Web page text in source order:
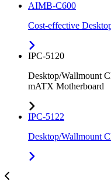
AIMB-C600
Cost-effective
IPC-5120
Desktop/Wallmount
mATX Motherboard
IPC-5122
Desktop/Wallmount